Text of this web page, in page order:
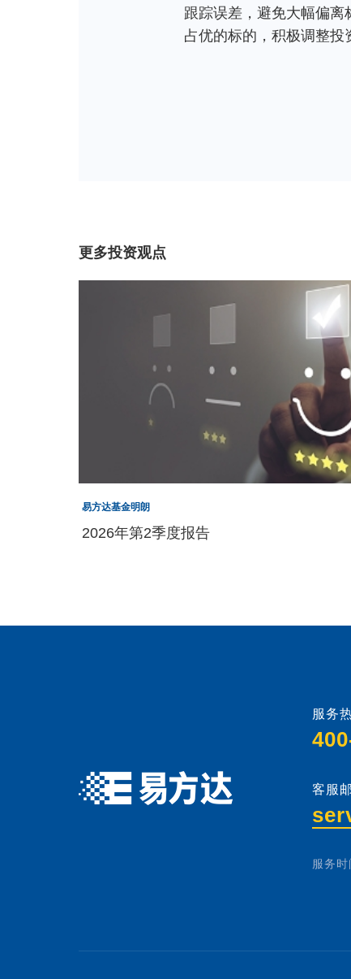
跟踪误差，避免大幅偏
占优的标的，积极调整投
更多投资观点
易方达基金明朗
2026年第2季度报告
服务
客服
服务